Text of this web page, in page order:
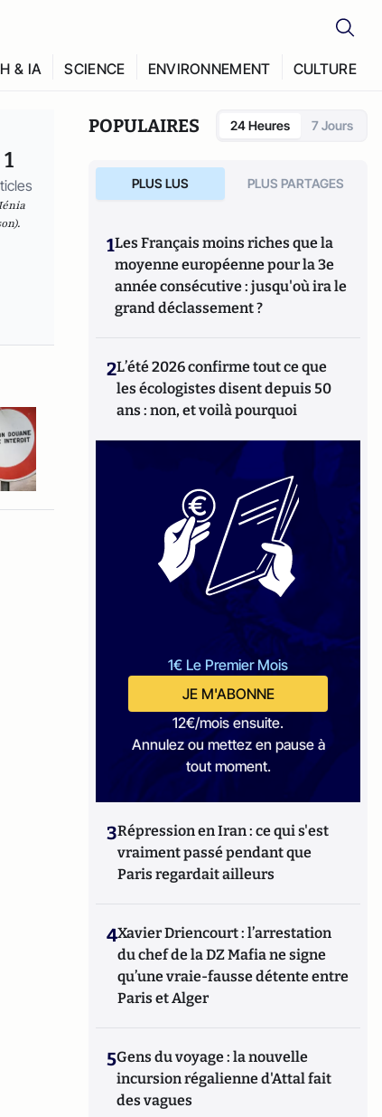
& IA SCIENCE ENVIRONNEMENT CULTURE
1
POPULAIRES 24 Heures 7 Jours
PLUS LUS PLUS PARTAGES
1Les Français moins riches que la
moyenne européenne pour la 3e
année consécutive : jusqu'où ira le
grand déclassement ?
2L’été 2026 confirme tout ce que
les écologistes disent depuis 50
ans : non, et voilà pourquoi
1€ Le Premier Mois
JE M'ABONNE
12€/mois ensuite.
Annulez ou mettez en pause à
tout moment.
3Répression en Iran : ce qui s'est
vraiment passé pendant que
Paris regardait ailleurs
4Xavier Driencourt : l’arrestation
du chef de la DZ Mafia ne signe
qu’une vraie-fausse détente entre
Paris et Alger
5Gens du voyage : la nouvelle
incursion régalienne d'Attal fait
des vagues